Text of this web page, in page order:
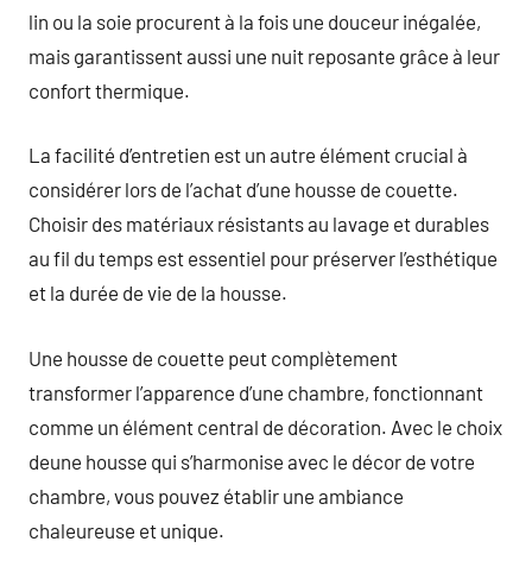
lin ou la soie procurent à la fois une douceur inégalée,
mais garantissent aussi une nuit reposante grâce à leur
confort thermique.
La facilité d’entretien est un autre élément crucial à
considérer lors de l’achat d’une housse de couette.
Choisir des matériaux résistants au lavage et durables
au fil du temps est essentiel pour préserver l’esthétique
et la durée de vie de la housse.
Une housse de couette peut complètement
transformer l’apparence d’une chambre, fonctionnant
comme un élément central de décoration. Avec le choix
deune housse qui s’harmonise avec le décor de votre
chambre, vous pouvez établir une ambiance
chaleureuse et unique.